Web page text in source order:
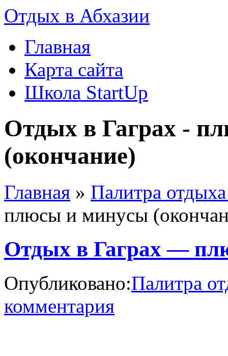
Отдых в Абхазии
Главная
Карта сайта
Школа StartUp
Отдых в Гаграх -
(окончание)
Главная » Палитра
плюсы и минусы
Отдых в Гаграх —
Опубликовано:Палитра
комментария